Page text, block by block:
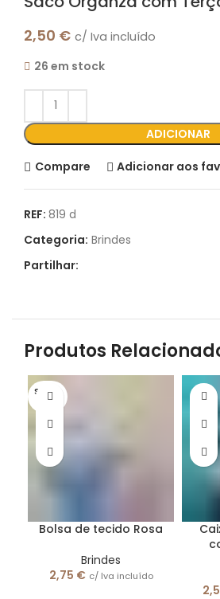
2,50 € c/ Iva incluído
26 em stock
ADICIONAR
Compare Adicionar aos
REF: 819 d
Categoria: Brindes
Partilhar:
Produtos
S/STO
CK
Bolsa de tecido Rosa
Brindes
2,75 € c/ Iva incluído